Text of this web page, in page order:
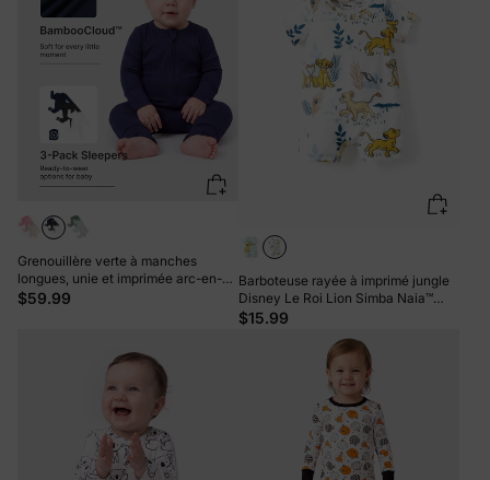
Grenouillère verte à manches
longues, unie et imprimée arc-en-
ciel, avec pieds intégrés, lot de 3
$59.99
Barboteuse rayée à imprimé jungle
Disney Le Roi Lion Simba Naia™
pour bébé garçon/fille, 1 pièce,
$15.99